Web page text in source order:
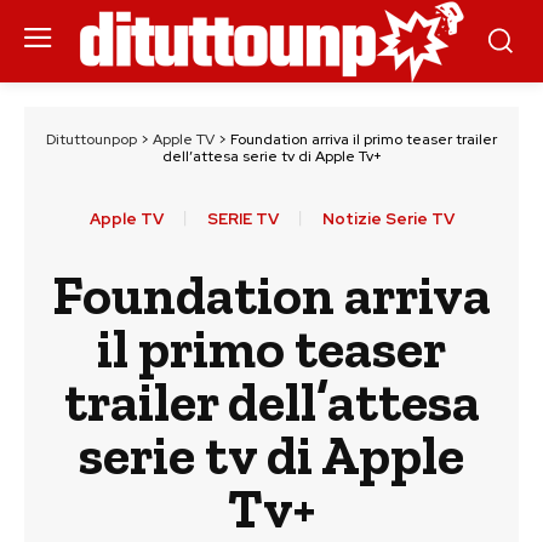
Dituttounpop > Apple TV > Foundation arriva il primo teaser trailer
dell’attesa serie tv di Apple Tv+
Apple TV SERIE TV Notizie Serie TV
Foundation arriva
il primo teaser
trailer dell’attesa
serie tv di Apple
Tv+